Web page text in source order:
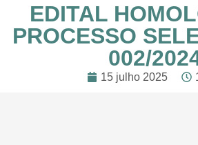
EDITAL
PROCESSO
002/
15 julho 2025